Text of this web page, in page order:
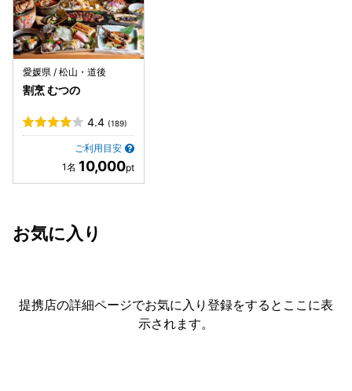
愛媛県 / 松山・道後
割烹 むつの
4.4 (189)
ご利用目安
10,000
お気に入り
提携店の詳細ページでお気に入り登録をすると ここに表
示されます。